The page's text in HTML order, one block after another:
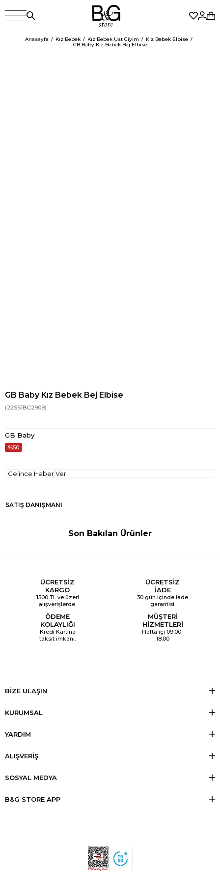
Anasayfa Kız Bebek Kız Bebek Üst Giyim
Kız Bebek Elbise
GB Baby Kız Bebek Bej Elbise
GB Baby Kız Bebek Bej Elbise
(22SS1BG2909)
GB Baby
50
Gelince Haber Ver
SATIŞ DANIŞMANI
Son Bakılan Ürünler
ÜCRETSİZ
KARGO
1500 TL ve üzeri
alışverişlerde.
ÜCRETSİZ
İADE
30 gün içinde iade
garantisi.
ÖDEME
KOLAYLIĞI
Kredi Kartına
taksit imkanı.
MÜŞTERİ
HİZMETLERİ
Hafta içi 09:00-
18:00
BİZE ULAŞIN
KURUMSAL
YARDIM
ALIŞVERİŞ
SOSYAL MEDYA
B&G STORE APP